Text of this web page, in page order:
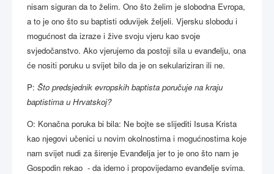
nisam siguran da to želim. Ono što želim je slobodna Evropa,
a to je ono što su baptisti oduvijek željeli. Vjersku slobodu i
mogućnost da izraze i žive svoju vjeru kao svoje
svjedočanstvo. Ako vjerujemo da postoji sila u evanđelju, ona
će nositi poruku u svijet bilo da je on sekulariziran ili ne.
P: Što predsjednik evropskih baptista poručuje na kraju
baptistima u Hrvatskoj?
O: Konačna poruka bi bila: Ne bojte se slijediti Isusa Krista
kao njegovi učenici u novim okolnostima i mogućnostima koje
nam svijet nudi za širenje Evanđelja jer to je ono što nam je
Gospodin rekao - da idemo i propovijedamo evanđelje svima.